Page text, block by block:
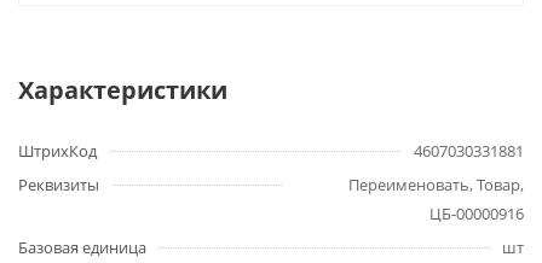
Характеристики
ШтрихКод
4607030331881
Реквизиты
Переименовать, Товар,
ЦБ-00000916
Базовая единица
шт